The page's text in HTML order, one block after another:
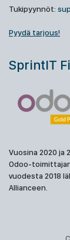
Tukipyynnöt:
Pyydä tarjous!
SprintIT
Vuosina 2020 ja
Odoo-
vuodesta 2018
Allianceen.